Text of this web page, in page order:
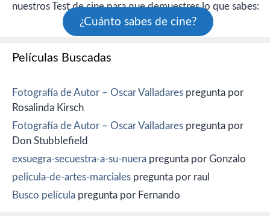
nuestros Test de cine para que demuestres lo que sabes:
¿Cuánto sabes de cine?
Películas Buscadas
Fotografía de Autor – Oscar Valladares pregunta por
Rosalinda Kirsch
Fotografía de Autor – Oscar Valladares pregunta por
Don Stubblefield
exsuegra-secuestra-a-su-nuera pregunta por Gonzalo
pelicula-de-artes-marciales pregunta por raul
Busco película pregunta por Fernando